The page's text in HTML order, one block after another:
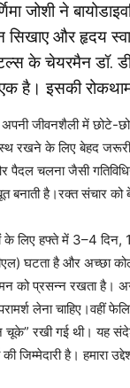
जोशी ने
सिखाए और हृदय
के चेयरमैन डॉ.
है। इसकी
जीवनशैली में छोटे-
रखने के लिए बेहद जरूरी
पैदल चलना जैसी
बनाती है।रक्त संचार को
लिए हफ्ते में 3–4 दिन,
घटता है और अच्छा
को प्रसन्न रखता है।
लेना चाहिए।वहीं
रखी गई थी। यह
की जिम्मेदारी है।